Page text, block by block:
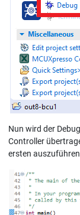
Nun wird der
Controller
ersten